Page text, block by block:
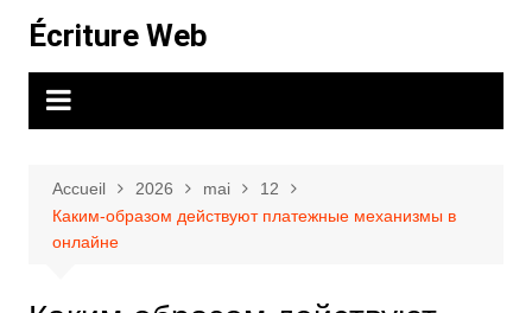
contenu
Écriture Web
Accueil 2026 mai
12
Каким-образом действуют платежные механизмы в
онлайне